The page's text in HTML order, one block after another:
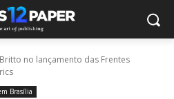
no lançamento das Frentes
Brasília